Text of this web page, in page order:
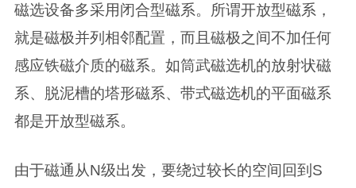
磁选设备多采用闭合型磁系。所谓开放型磁系，
就是磁极并列相邻配置，而且磁极之间不加任何
感应铁磁介质的磁系。如筒武磁选机的放射状磁
系、脱泥槽的塔形磁系、带式磁选机的平面磁系
都是开放型磁系。
由于磁通从N级出发，要绕过较长的空间回到S